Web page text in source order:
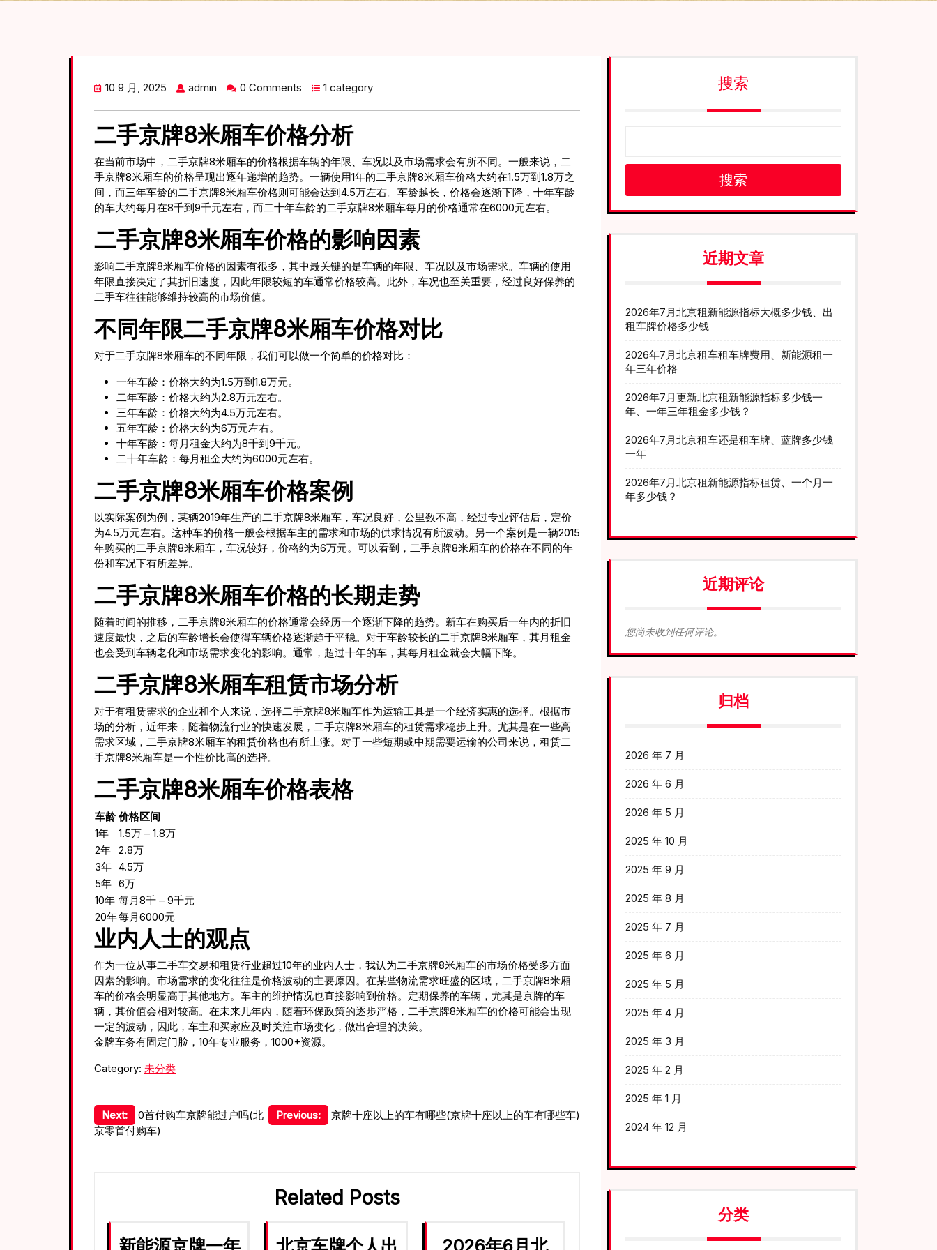
10 9 月, 2025 admin 0 Comments 1 category
二手京牌8米厢车价格分析
在当前市场中，二手京牌8米厢车的价格根据车辆的年限、车况以及市场需求会有所不同。一般来说，二
手京牌8米厢车的价格呈现出逐年递增的趋势。一辆使用1年的二手京牌8米厢车价格大约在1.5万到1.8万之
间，而三年车龄的二手京牌8米厢车价格则可能会达到4.5万左右。车龄越长，价格会逐渐下降，十年车龄
的车大约每月在8千到9千元左右，而二十年车龄的二手京牌8米厢车每月的价格通常在6000元左右。
二手京牌8米厢车价格的影响因素
影响二手京牌8米厢车价格的因素有很多，其中最关键的是车辆的年限、车况以及市场需求。车辆的使用
年限直接决定了其折旧速度，因此年限较短的车通常价格较高。此外，车况也至关重要，经过良好保养的
二手车往往能够维持较高的市场价值。
不同年限二手京牌8米厢车价格对比
对于二手京牌8米厢车的不同年限，我们可以做一个简单的价格对比：
一年车龄：价格大约为1.5万到1.8万元。
二年车龄：价格大约为2.8万元左右。
三年车龄：价格大约为4.5万元左右。
五年车龄：价格大约为6万元左右。
十年车龄：每月租金大约为8千到9千元。
二十年车龄：每月租金大约为6000元左右。
二手京牌8米厢车价格案例
以实际案例为例，某辆2019年生产的二手京牌8米厢车，车况良好，公里数不高，经过专业评估后，定价
为4.5万元左右。这种车的价格一般会根据车主的需求和市场的供求情况有所波动。另一个案例是一辆2015
年购买的二手京牌8米厢车，车况较好，价格约为6万元。可以看到，二手京牌8米厢车的价格在不同的年
份和车况下有所差异。
二手京牌8米厢车价格的长期走势
随着时间的推移，二手京牌8米厢车的价格通常会经历一个逐渐下降的趋势。新车在购买后一年内的折旧
速度最快，之后的车龄增长会使得车辆价格逐渐趋于平稳。对于车龄较长的二手京牌8米厢车，其月租金
也会受到车辆老化和市场需求变化的影响。通常，超过十年的车，其每月租金就会大幅下降。
二手京牌8米厢车租赁市场分析
对于有租赁需求的企业和个人来说，选择二手京牌8米厢车作为运输工具是一个经济实惠的选择。根据市
场的分析，近年来，随着物流行业的快速发展，二手京牌8米厢车的租赁需求稳步上升。尤其是在一些高
需求区域，二手京牌8米厢车的租赁价格也有所上涨。对于一些短期或中期需要运输的公司来说，租赁二
手京牌8米厢车是一个性价比高的选择。
二手京牌8米厢车价格表格
车龄 价格区间
1年
1.5万 – 1.8万
2年 2.8万
3年 4.5万
5年 6万
10年 每月8千 – 9千元
20年每月6000元
业内人士的观点
作为一位从事二手车交易和租赁行业超过10年的业内人士，我认为二手京牌8米厢车的市场价格受多方面
因素的影响。市场需求的变化往往是价格波动的主要原因。在某些物流需求旺盛的区域，二手京牌8米厢
车的价格会明显高于其他地方。车主的维护情况也直接影响到价格。定期保养的车辆，尤其是京牌的车
辆，其价值会相对较高。在未来几年内，随着环保政策的逐步严格，二手京牌8米厢车的价格可能会出现
一定的波动，因此，车主和买家应及时关注市场变化，做出合理的决策。
金牌车务有固定门脸，10年专业服务，1000+资源。
Category: 未分类
文
Previous: 京牌十座以上的车有哪些(京牌十座以上的车有哪些车)
Next:
0首付购车京牌能过户吗(北
京零首付购车)
Related Posts
搜索
搜索
近期文章
2026年7月北京租新能源指标大概多少钱、出
租车牌价格多少钱
2026年7月北京租车租车牌费用、新能源租一
年三年价格
2026年7月更新北京租新能源指标多少钱一
年、一年三年租金多少钱？
2026年7月北京租车还是租车牌、蓝牌多少钱
一年
2026年7月北京租新能源指标租赁、一个月一
年多少钱？
近期评论
您尚未收到任何评论。
归档
2026 年 7 月
2026 年 6 月
2026 年 5 月
2025 年 10 月
2025 年 9 月
2025 年 8 月
2025 年 7 月
2025 年 6 月
2025 年 5 月
2025 年 4 月
2025 年 3 月
2025 年 2 月
2025 年 1 月
2024 年 12 月
分类